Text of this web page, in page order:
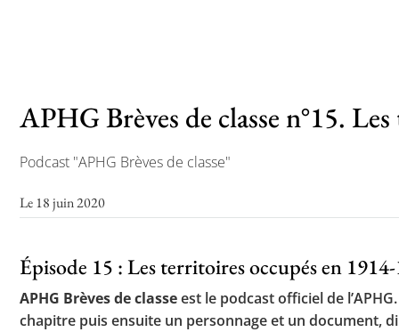
APHG Brèves de classe n°15.
Podcast "APHG Brèves de classe"
Le 18 juin 2020
Épisode 15 : Les territoires occupés en
APHG Brèves de classeest le podcast officiel de
chapitre puis ensuite un personnage et un document,